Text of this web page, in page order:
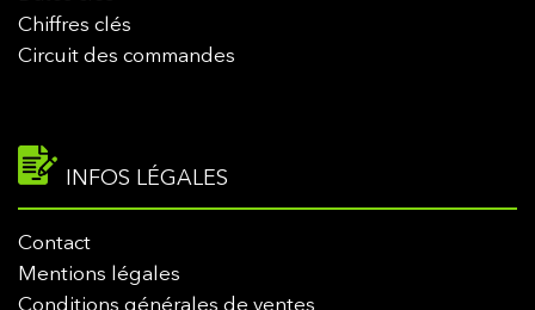
Chiffres clés
Circuit des commandes
INFOS LÉGALES
Contact
Mentions légales
Conditions générales de ventes